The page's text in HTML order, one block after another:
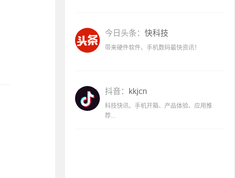
今日头条： 快科技
带来硬件软件、手机数码最快资讯！
抖音： kkjcn
科技快讯、手机开箱、产品体验、应用推
荐...